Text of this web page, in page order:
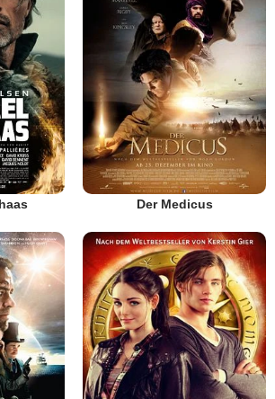
Der Medicus